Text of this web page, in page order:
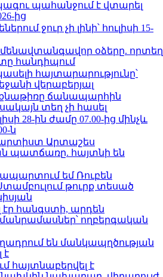
պահանջում է վտարել
ից
ջուր չի լինի՝ հուլիսի 15-
օձերը. որտեղ
հանդիպում
հայտարարությունը՝
վերաբերյալ
ճանապարհին
տեղ չի հասել
28-ին ժամը 07.00-ից մինչև
ն
արտիստ Արտաշես
պատճառը. հայտնի են
եմ Ռուբեն
թուրք տեսած
էր հանգստի, արդեն
մանրամասներ՝ ողբերգական
են մանկապղծության
է
հայտնաբերվել է